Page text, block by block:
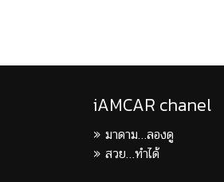
iAMCAR chanel
มาดาม…ลองดู
สวย…ทำได้